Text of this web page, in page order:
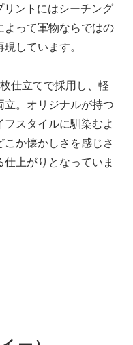
ントにはシーチング
よって軍物ならではの
しています。
仕立てで採用し、軽
立。オリジナルが持つ
スタイルに馴染むよ
こか懐かしさを感じさ
上がりとなっていま